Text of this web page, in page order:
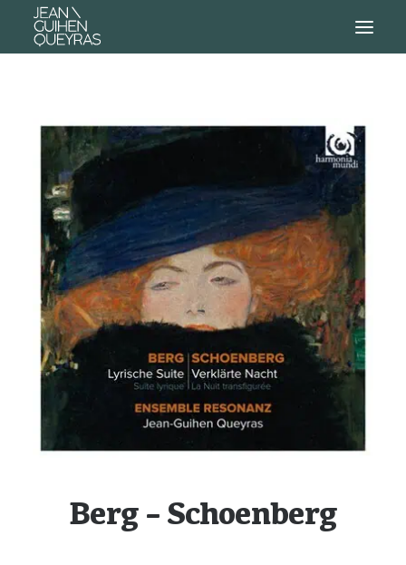
RECHERCHE
Berg – Schoenberg